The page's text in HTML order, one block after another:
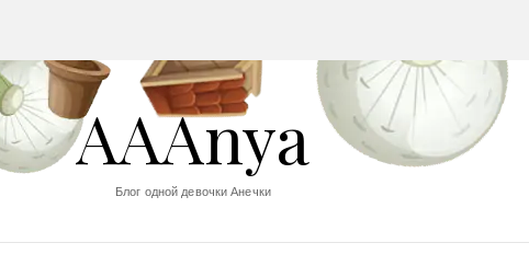
AAAnya
Блог одной девочки Анечки